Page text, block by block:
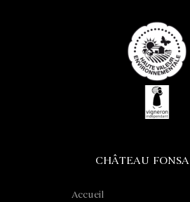
CHÂTEAU
Accueil